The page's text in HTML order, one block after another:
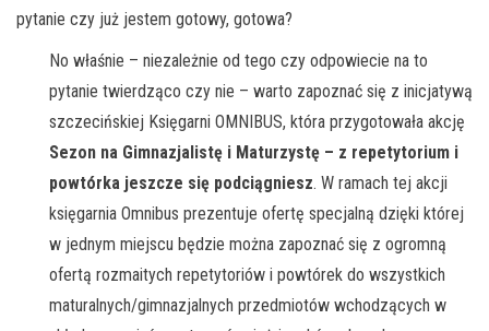
pytanie czy już jestem gotowy, gotowa?
No właśnie – niezależnie od tego czy odpowiecie na to
pytanie twierdząco czy nie – warto zapoznać się z inicjatywą
szczecińskiej Księgarni OMNIBUS, która przygotowała akcję
Sezon na Gimnazjalistę i Maturzystę – z repetytorium i
powtórka jeszcze się podciągniesz. W ramach tej akcji
księgarnia Omnibus prezentuje ofertę specjalną dzięki której
w jednym miejscu będzie można zapoznać się z ogromną
ofertą rozmaitych repetytoriów i powtórek do wszystkich
maturalnych/gimnazjalnych przedmiotów wchodzących w